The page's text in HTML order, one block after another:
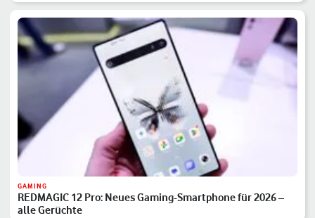
GAMING
REDMAGIC 12 Pro: Neues Gaming-Smartphone für 2026 –
alle Gerüchte